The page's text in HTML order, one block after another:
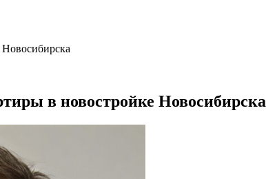
в новостройке Новосибирска